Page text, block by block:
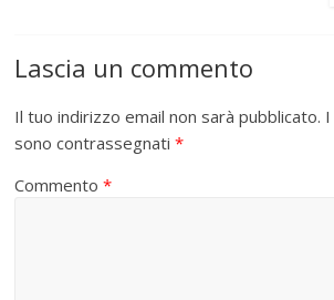
Lascia un commento
Il tuo indirizzo email non sarà pubblicato.
sono contrassegnati*
Commento*